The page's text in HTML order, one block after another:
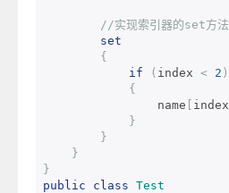
//实现索引器的set方法
set
{
if
( index < 2 )
{
                name
index
}
}
}
}
public
class Test